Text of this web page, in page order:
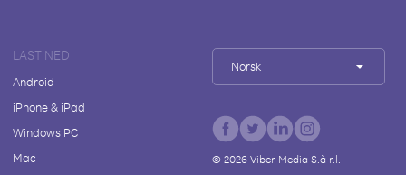
LAST NED
Android
iPhone & iPad
Windows PC
Mac
Norsk
© 2026Viber Media S.à r.l.